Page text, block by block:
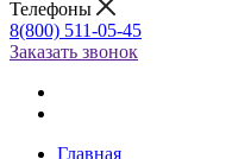
Телефоны
8(800) 511-05-45
Заказать звонок
Главная